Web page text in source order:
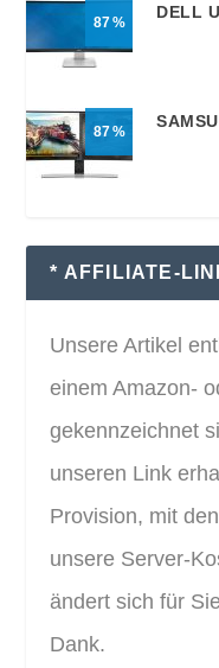
87
DELL
87
* AFFILIATE-
Unsere Artikel
einem Amazon-
gekennzeichnet
unseren Link
Provision, mit
unsere Server-
ändert sich für
Dank.